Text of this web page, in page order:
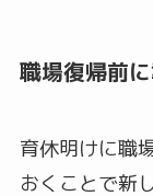
職場復帰前
育休明けに職
おくことで新